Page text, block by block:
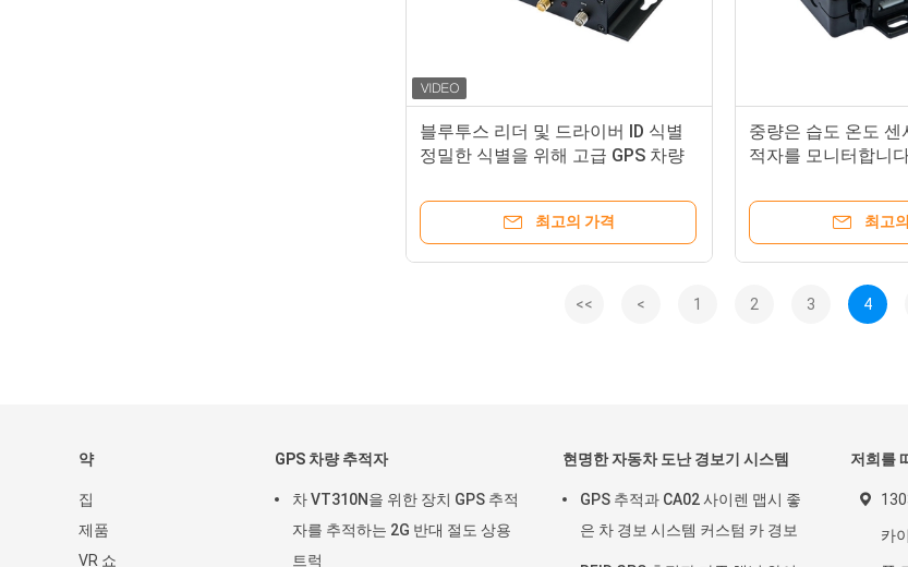
블루투스 리더 및 드라이버 ID 식별
정밀한 식별을 위해 고급 GPS 차량
최고의 가격
중량은 습도 온도 센
적자를 모니터합니
최고
<< < 1 2 3 4
약
집
제품
VR 쇼
GPS 차량 추적자
차 VT310N을 위한 장치 GPS 추적
자를 추적하는 2G 반대 절도 상용
트럭
현명한 자동차 도난 경보기 시스템
GPS 추적과 CA02 사이렌 맵시 좋
은 차 경보 시스템 커스텀 카 경보
저희를
카